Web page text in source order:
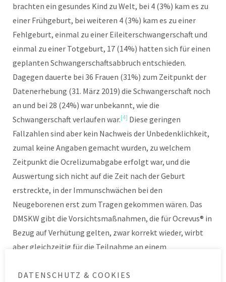
brachten ein gesundes Kind zu Welt, bei 4 (3%) kam es zu
einer Frühgeburt, bei weiteren 4 (3%) kam es zu einer
Fehlgeburt, einmal zu einer Eileiterschwangerschaft und
einmal zu einer Totgeburt, 17 (14%) hatten sich für einen
geplanten Schwangerschaftsabbruch entschieden.
Dagegen dauerte bei 36 Frauen (31%) zum Zeitpunkt der
Datenerhebung (31. März 2019) die Schwangerschaft noch
an und bei 28 (24%) war unbekannt, wie die
Schwangerschaft verlaufen war.[4] Diese geringen
Fallzahlen sind aber kein Nachweis der Unbedenklichkeit,
zumal keine Angaben gemacht wurden, zu welchem
Zeitpunkt die Ocrelizumabgabe erfolgt war, und die
Auswertung sich nicht auf die Zeit nach der Geburt
erstreckte, in der Immunschwächen bei den
Neugeborenen erst zum Tragen gekommen wären. Das
DMSKW gibt die Vorsichtsmaßnahmen, die für Ocrevus® in
Bezug auf Verhütung gelten, zwar korrekt wieder, wirbt
aber gleichzeitig für die Teilnahme an einem
sollte eine Schwangerschaft unter Ocrevustherapie
DATENSCHUTZ & COOKIES